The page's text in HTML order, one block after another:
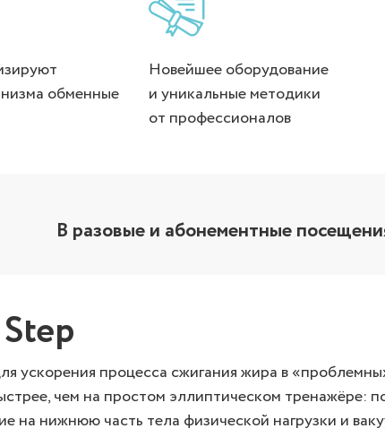
обменные
Новейшее оборудование
и уникальные методики
от профессионалов
В разовые и абонементные
ускорения процесса сжигания жира в
чем на простом эллиптическом тренажёре:
на нижнюю часть тела физической нагрузки и